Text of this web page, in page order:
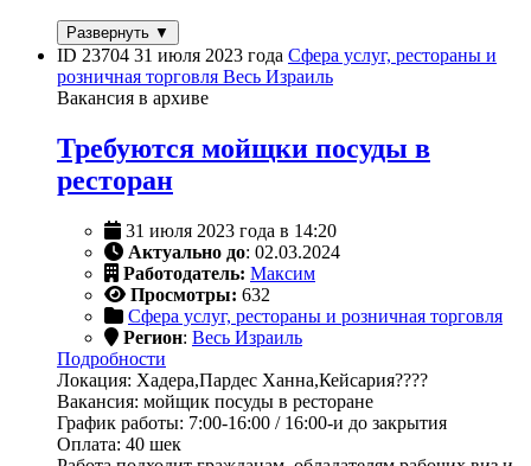
Развернуть ▼
ID 23704 31 июля 2023 года Сфера услуг, рестораны и
розничная торговля Весь Израиль
Вакансия в архиве
Требуются мойщки посуды в
ресторан
31 июля 2023 года в 14:20
Актуально до: 02.03.2024
Работодатель: Максим
Просмотры: 632
Сфера услуг, рестораны и розничная торговля
Регион: Весь Израиль
Подробности
Локация: Хадера,Пардес Ханна,Кейсария????
Вакансия: мойщик посуды в ресторане
График работы: 7:00-16:00 / 16:00-и до закрытия
Оплата: 40 шек